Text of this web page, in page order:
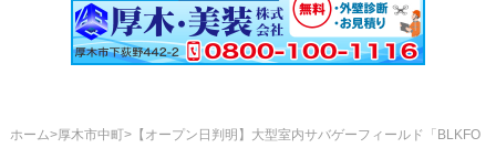
ホーム 厚木市中町 【オープン日判明】大型室内サバゲーフィールド「BLKFO